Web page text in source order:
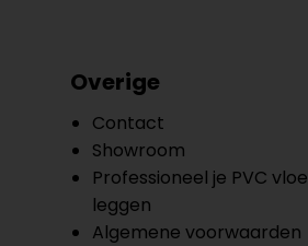
Overige
Contact
Showroom
Professioneel je PVC
leggen
Algemene voorwaarden